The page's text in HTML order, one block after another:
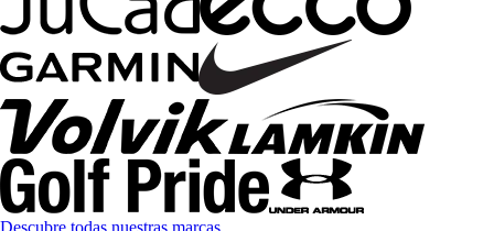
Descubre todas nuestras marcas